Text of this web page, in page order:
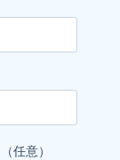
任意）